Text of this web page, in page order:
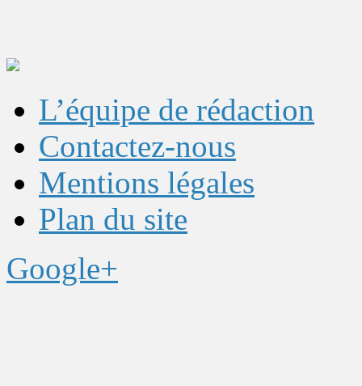
L’équipe de rédaction
Contactez-nous
Mentions légales
Plan du site
Google+